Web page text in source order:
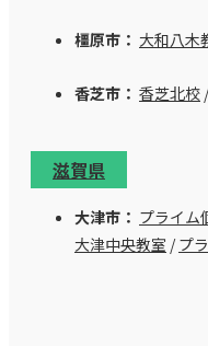
橿原市： 大和八木
香芝市： 香芝北校
滋賀県
大津市： プライム
大津中央教室 /プ